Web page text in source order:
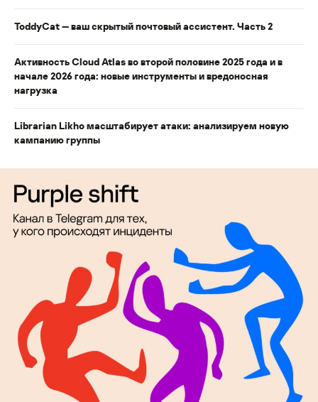
ToddyCat — ваш скрытый почтовый ассистент. Часть 2
Активность Cloud Atlas во второй половине 2025 года и в
начале 2026 года: новые инструменты и вредоносная
нагрузка
Librarian Likho масштабирует атаки: анализируем новую
кампанию группы